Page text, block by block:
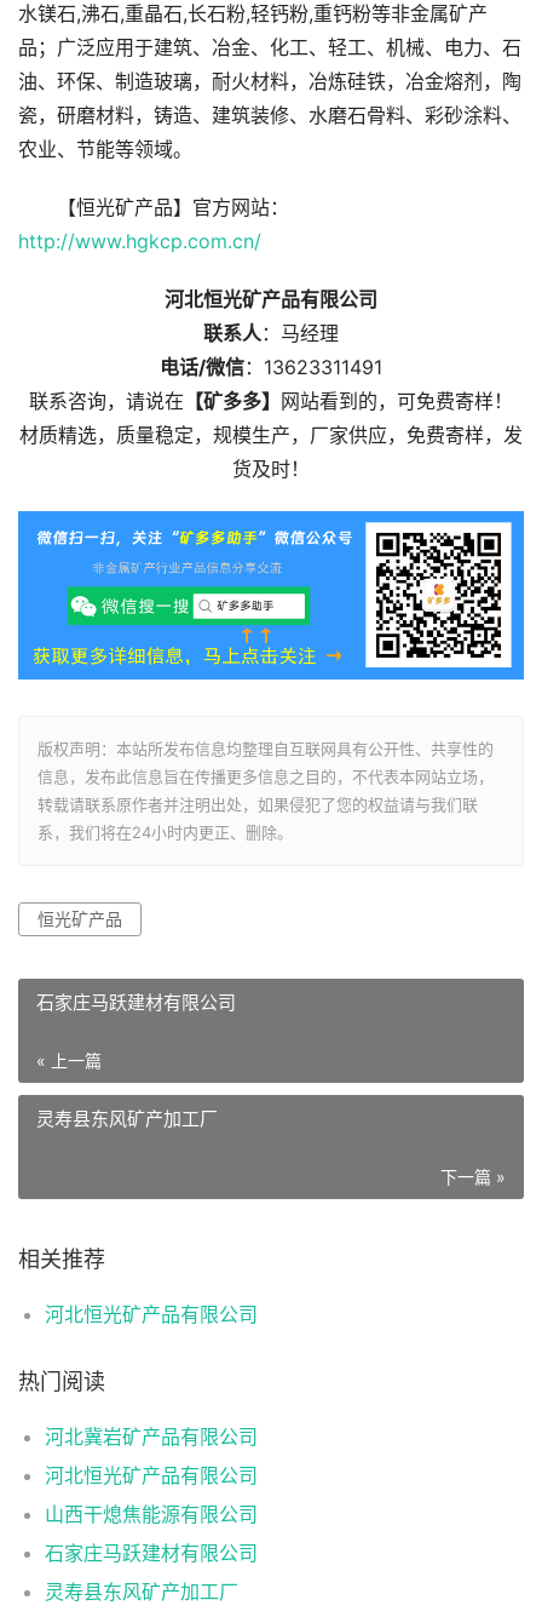
水镁石,沸石,重晶石,长石粉,轻钙粉,重钙粉等非金属矿产
品；广泛应用于建筑、冶金、化工、轻工、机械、电力、石
油、环保、制造玻璃，耐火材料，冶炼硅铁，冶金熔剂，陶
瓷，研磨材料，铸造、建筑装修、水磨石骨料、彩砂涂料、
农业、节能等领域。
【恒光矿产品】官方网站：
http://www.hgkcp.com.cn/
河北恒光矿产品有限公司
联系人 ：马经理
电话/微信：13623311491
联系咨询，请说在 【矿多多】
网站看到的，可免费寄样！
材质精选，质量稳定，规模生产，厂家供应，免费寄样，发
货及时！
版权声明：本站所发布信息均整理自互联网具有公开性、共享性的
信息，发布此信息旨在传播更多信息之目的，不代表本网站立场，
转载请联系原作者并注明出处，如果侵犯了您的权益请与我们联
系，我们将在24小时内更正、删除。
恒光矿产品
石家庄马跃建材有限公司
« 上一篇
灵寿县东风矿产加工厂
下一篇 »
相关推荐
河北恒光矿产品有限公司
热门阅读
河北冀岩矿产品有限公司
河北恒光矿产品有限公司
山西干熄焦能源有限公司
石家庄马跃建材有限公司
灵寿县东风矿产加工厂